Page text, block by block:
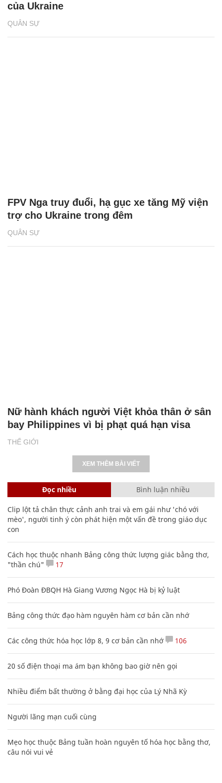
QUÂN SỰ
của Ukraine
QUÂN SỰ
FPV Nga truy đuổi, hạ gục xe tăng Mỹ viện
trợ cho Ukraine trong đêm
THẾ GIỚI
Nữ hành khách người Việt khỏa thân ở sân
bay Philippines vì bị phạt quá hạn visa
XEM THÊM BÀI VIẾT
Đọc nhiều Bình luận nhiều
Clip lột tả chân thực cảnh anh trai và em gái như 'chó với
mèo', người tinh ý còn phát hiện một vấn đề trong giáo dục
con
Cách học thuộc nhanh Bảng công thức lượng giác bằng thơ,
"thần chú"
17
Phó Đoàn ĐBQH Hà Giang Vương Ngọc Hà bị kỷ luật
Bảng công thức đạo hàm nguyên hàm cơ bản cần nhớ
Các công thức hóa học lớp 8, 9 cơ bản cần nhớ 106
20 số điện thoại ma ám bạn không bao giờ nên gọi
Nhiều điểm bất thường ở bằng đại học của Lý Nhã Kỳ
Người lãng mạn cuối cùng
Mẹo học thuộc Bảng tuần hoàn nguyên tố hóa học bằng thơ,
câu nói vui vẻ